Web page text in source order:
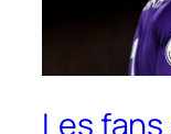
Les